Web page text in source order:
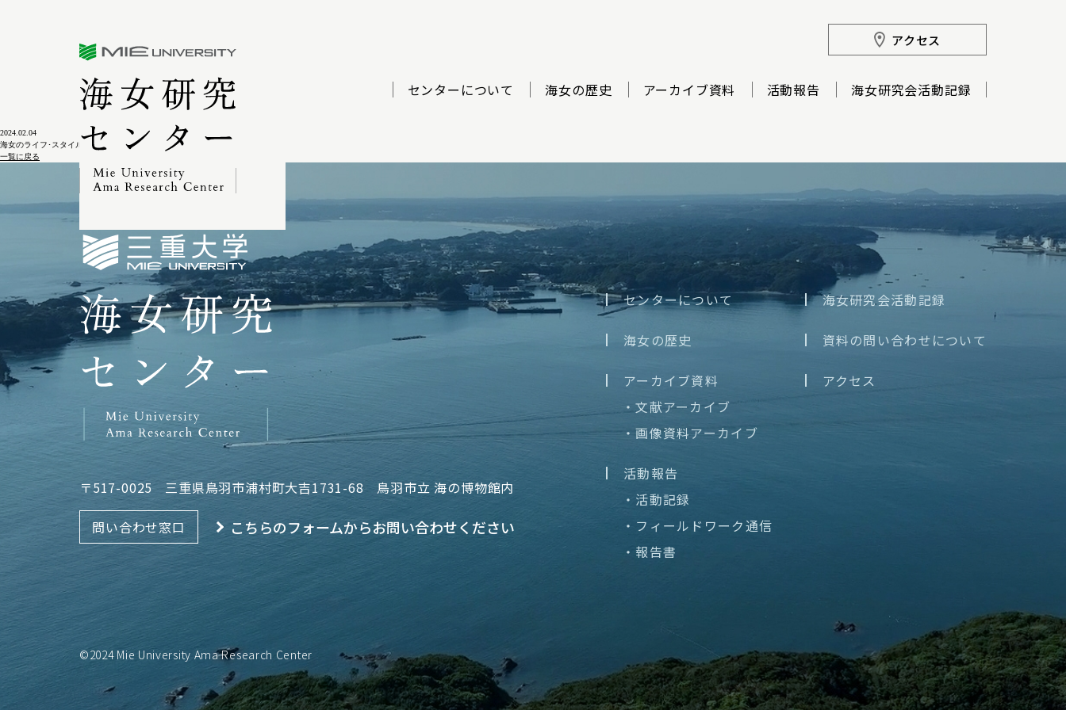
アクセス
センターについて 海女の歴史 アーカイブ資料 活動報告 海女研究会活動記録
2024.02.04
海女のライフ･スタイル－聴き取り調査から
一覧に戻る
〒517-0025 三重県鳥羽市浦村町大吉1731-68 鳥羽市立 海の博物館内
問い合わせ窓口 こちらのフォームからお問い合わせください
センターについて
海女の歴史
アーカイブ資料
・文献アーカイブ
・画像資料アーカイブ
活動報告
・活動記録
・フィールドワーク通信
・報告書
海女研究会活動記録
資料の問い合わせについて
アクセス
©2024 Mie University Ama Research Center